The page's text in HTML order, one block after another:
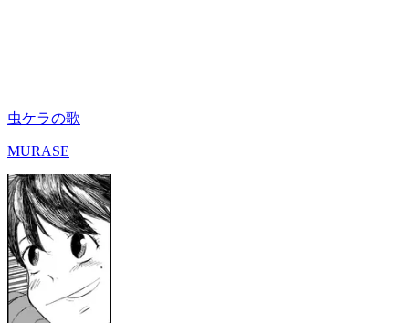
虫ケラの歌
MURASE